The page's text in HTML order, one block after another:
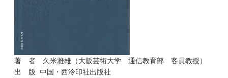
著 者 久米雅雄（大阪芸術大学 通信教育部 客員教授）
出 版 中国・西泠印社出版社